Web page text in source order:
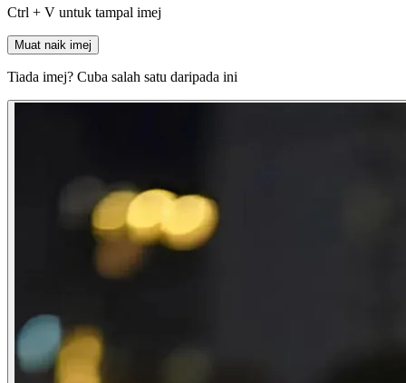
Ctrl + V untuk tampal imej
Muat naik imej
Tiada imej? Cuba salah satu daripada ini